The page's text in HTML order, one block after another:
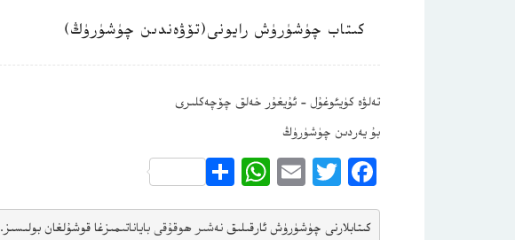
كىتاب چۈشۈرۈش رايونى(تۆۋەندىن چۈشۈرۈڭ)
تەلۋە كۈيئوغۇل – ئۇيغۇر خەلق چۆچەكلىرى
بۇ يەردىن چۈشۈرۈڭ
Facebook
Twitter
Email
WhatsApp
Share
كىتابلارنى چۈشۈرۈش ئارقىلىق نەشىر ھوقۇقى باياناتىمىزغا قوشۇلغان بولىسىز.